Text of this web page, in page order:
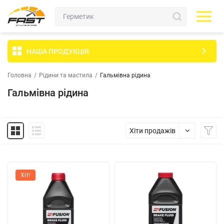
НАША ПРОДУКЦІЯ
Головна / Рідини та мастила / Гальмівна рідина
Гальмівна рідина
Хіти продажів
Хіт!